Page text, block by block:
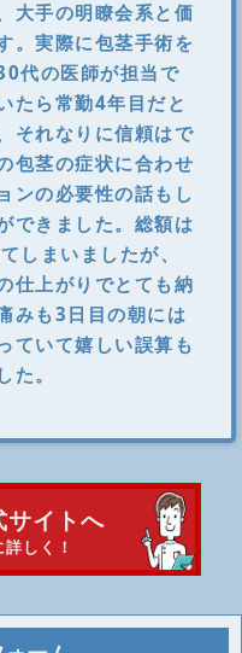
大手の明瞭会系と価
。実際に包茎手術を
代の医師が担当で
たら常勤4年目だと
それなりに信頼はで
包茎の症状に合わせ
ンの必要性の話もし
できました。総額は
しまいましたが、
仕上がりでとても納
みも3日目の朝には
ていて嬉しい誤算も
た。
サイトへ
しく！